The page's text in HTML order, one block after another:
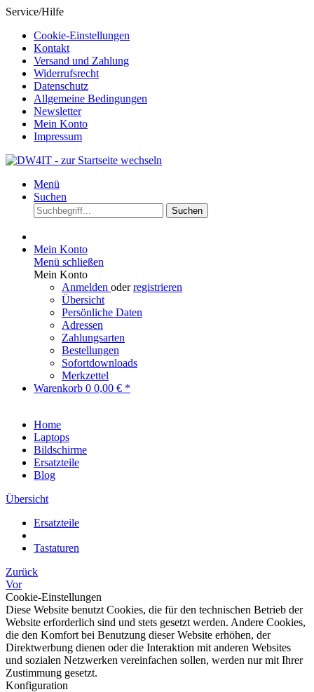
Service/Hilfe
Cookie-Einstellungen
Kontakt
Versand und Zahlung
Widerrufsrecht
Datenschutz
Allgemeine Bedingungen
Newsletter
Mein Konto
Impressum
Menü
Suchen
Suchen
Mein Konto
Menü schließen
Mein Konto
Anmelden oderregistrieren
Übersicht
Persönliche Daten
Adressen
Zahlungsarten
Bestellungen
Sofortdownloads
Merkzettel
Warenkorb 0 0,00 € *
Home
Laptops
Bildschirme
Ersatzteile
Blog
Übersicht
Ersatzteile
Tastaturen
Zurück
Vor
Cookie-Einstellungen
Diese Website benutzt Cookies, die für den technischen Betrieb der
Website erforderlich sind und stets gesetzt werden. Andere Cookies,
die den Komfort bei Benutzung dieser Website erhöhen, der
Direktwerbung dienen oder die Interaktion mit anderen Websites
und sozialen Netzwerken vereinfachen sollen, werden nur mit Ihrer
Zustimmung gesetzt.
Konfiguration